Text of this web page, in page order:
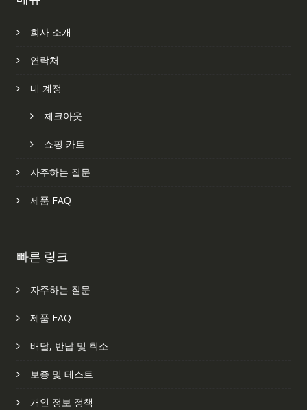
회사 소개
연락처
내 계정
체크아웃
쇼핑 카트
자주하는 질문
제품 FAQ
빠른 링크
자주하는 질문
제품 FAQ
배달, 반납 및 취소
보증 및 테스트
개인 정보 정책